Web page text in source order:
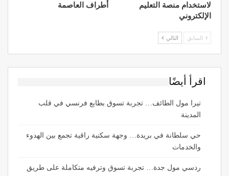
لاستخدام منصة التعليم
الإلكتروني
أطراف العاصمة
السابق التالي
اقرأ أيضًا
تيرا مول الطائف… تجربة تسوق بطابع فرنسي في قلب
المدينة
حي سلطانة في بريدة… وجهة سكنية راقية تجمع بين الهدوء
والخدمات
ردسي مول جدة… تجربة تسوق وترفيه متكاملة على طريق